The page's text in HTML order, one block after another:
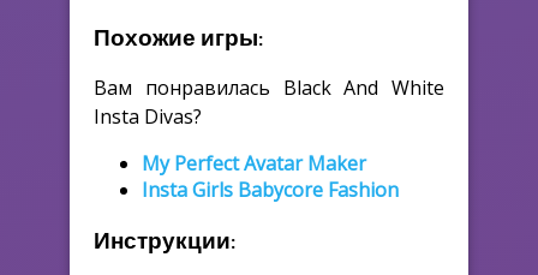
Похожие игры:
Вам понравилась Black And White
Insta Divas?
My Perfect Avatar Maker
Insta Girls Babycore Fashion
Инструкции: